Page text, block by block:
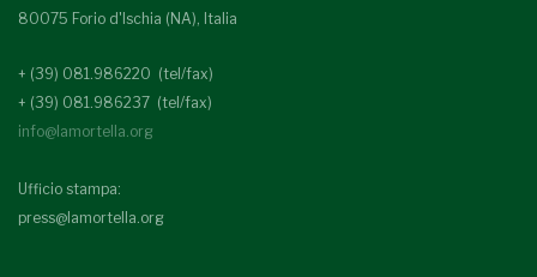
80075 Forio d'Ischia (NA), Italia
+ (39) 081.986220 (tel/fax)
+ (39) 081.986237 (tel/fax)
info@lamortella.org
Ufficio stampa:
press@lamortella.org